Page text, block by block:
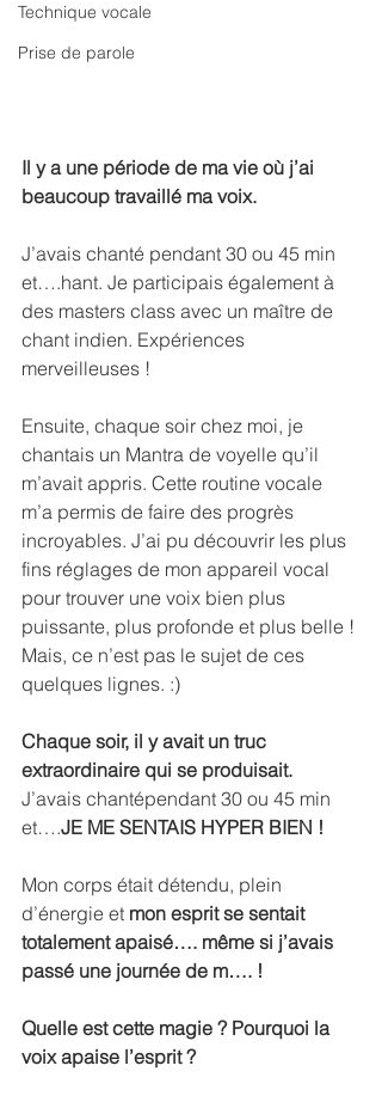
Technique vocale
Prise de parole
Il y a une période de ma vie où j’ai
beaucoup travaillé ma voix.
J’avais chanté pendant 30 ou 45 min
et….hant. Je participais également à
des masters class avec un maître de
chant indien. Expériences
merveilleuses !
Ensuite, chaque soir chez moi, je
chantais un Mantra de voyelle qu’il
m’avait appris. Cette routine vocale
m’a permis de faire des progrès
incroyables. J’ai pu découvrir les plus
fins réglages de mon appareil vocal
pour trouver une voix bien plus
puissante, plus profonde et plus belle !
Mais, ce n’est pas le sujet de ces
quelques lignes. :)
Chaque soir, il y avait un truc
extraordinaire qui se produisait.
J’avais chantépendant 30 ou 45 min
et….JE ME SENTAIS HYPER BIEN !
Mon corps était détendu, plein
d’énergie et mon esprit se sentait
totalement apaisé…. même si j’avais
passé une journée de m…. !
Quelle est cette magie ? Pourquoi la
voix apaise l’esprit ?